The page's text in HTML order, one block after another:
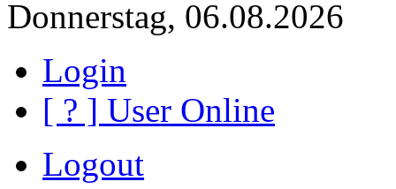
Donnerstag, 06.08.2026
Login
[ ? ] User Online
Logout